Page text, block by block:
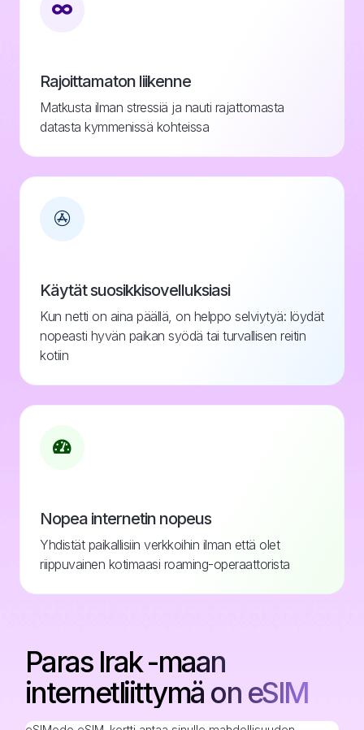
Rajoittamaton liikenne
Matkusta ilman stressiä ja nauti rajattomasta
datasta kymmenissä kohteissa
Käytät suosikkisovelluksiasi
Kun netti on aina päällä, on helppo selviytyä: löydät
nopeasti hyvän paikan syödä tai turvallisen reitin
kotiin
Nopea internetin nopeus
Yhdistät paikallisiin verkkoihin ilman että olet
riippuvainen kotimaasi roaming-operaattorista
Paras Irak -maan
internetliittymä on eSIM